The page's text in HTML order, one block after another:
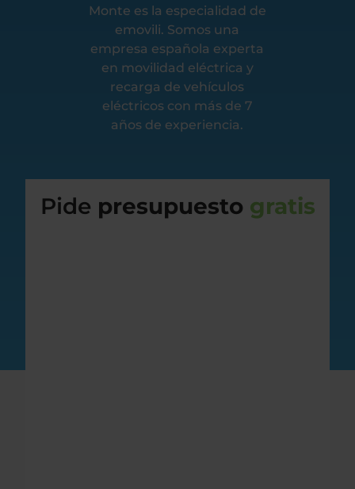
Monte es la especialidad de
emovili. Somos una
empresa española experta
en movilidad eléctrica y
recarga de vehículos
eléctricos con más de 7
años de experiencia.
Pide presupuesto gratis